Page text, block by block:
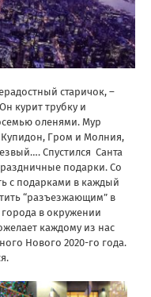
старичок, –
курит трубку и
оленями. Мур
Гром и Молния,
Спустился Санта
подарки. Со
с подарками в каждый
“разъезжающим” в
в окружении
каждому из нас
Нового 2020-го года.